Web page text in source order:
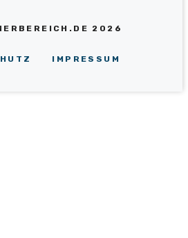
2026
IMPRESSUM